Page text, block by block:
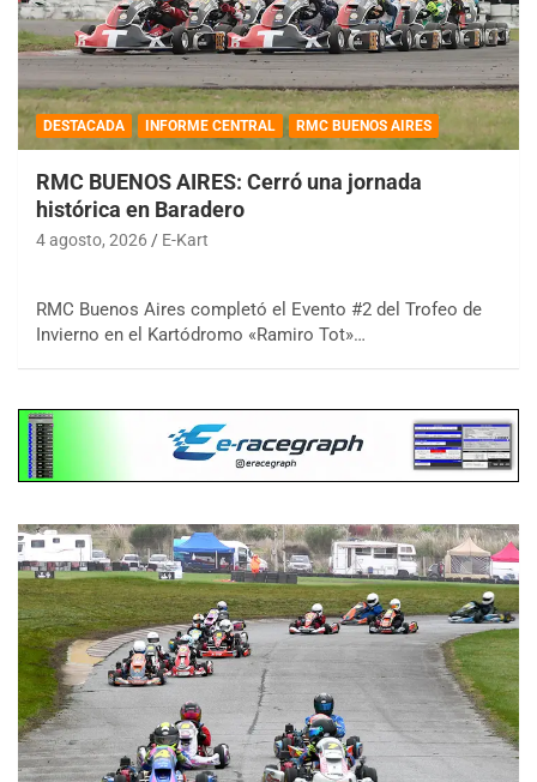
DESTACADA INFORME CENTRAL RMC BUENOS AIRES
RMC BUENOS AIRES: Cerró una jornada
histórica en Baradero
4 agosto, 2026 E-Kart
RMC Buenos Aires completó el Evento #2 del Trofeo de
Invierno en el Kartódromo «Ramiro Tot»…